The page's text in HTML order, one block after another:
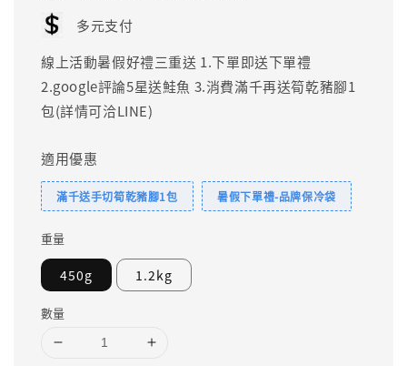
多元支付
線上活動暑假好禮三重送 1.下單即送下單禮
2.google評論5星送鮭魚 3.消費滿千再送筍乾豬腳1
包(詳情可洽LINE)
適用優惠
滿千送手切筍乾豬腳1包 暑假下單禮-品牌保冷袋
重量
450g 1.2kg
數量